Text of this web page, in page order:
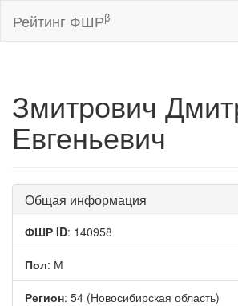
Рейтинг ФШРβ
Змитрович
Евгеньевич
Общая информация
ФШР ID: 140958
Пол: М
Регион: 54 (Новосибирская область)